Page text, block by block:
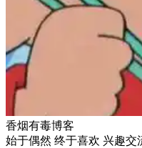
香烟有毒博客
始于偶然 终于喜欢 兴趣交